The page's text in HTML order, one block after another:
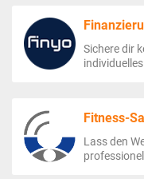
Sichere dir
Fitness-
Lass den